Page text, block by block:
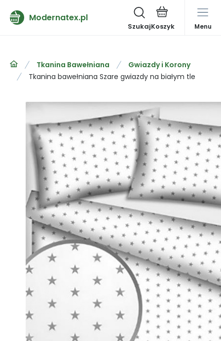
Modernatex.pl
Szukaj Menu
Tkanina Bawełniana
Gwiazdy i Korony
Tkanina bawełniana Szare gwiazdy na białym tle